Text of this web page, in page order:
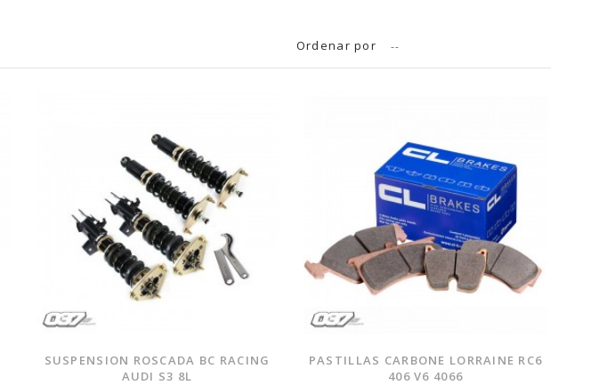
Ordenar por --
SUSPENSION ROSCADA BC RACING
AUDI S3 8L
PASTILLAS CARBONE LORRAINE RC6
406 V6 4066